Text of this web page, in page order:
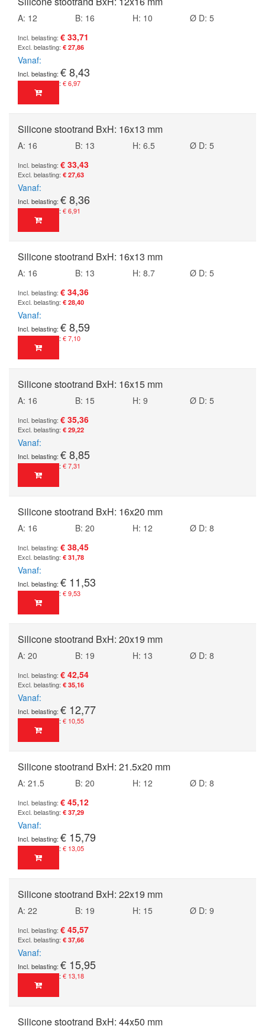
A: 12 B: 16 H: 10
Ø D: 5
€ 33,71
€ 27,86
Vanaf
€ 8,43
€ 6,97
Silicone stootrand BxH: 16x13 mm
A: 16 B: 13 H: 6.5
Ø D: 5
€ 33,43
€ 27,63
Vanaf
€ 8,36
€ 6,91
Silicone stootrand BxH: 16x13 mm
A: 16 B: 13 H: 8.7
Ø D: 5
€ 34,36
€ 28,40
Vanaf
€ 8,59
€ 7,10
Silicone stootrand BxH: 16x15 mm
A: 16 B: 15 H: 9
Ø D: 5
€ 35,36
€ 29,22
Vanaf
€ 8,85
€ 7,31
Silicone stootrand BxH: 16x20 mm
A: 16 B: 20 H: 12
Ø D: 8
€ 38,45
€ 31,78
Vanaf
€ 11,53
€ 9,53
Silicone stootrand BxH: 20x19 mm
A: 20 B: 19 H: 13
Ø D: 8
€ 42,54
€ 35,16
Vanaf
€ 12,77
€ 10,55
Silicone stootrand BxH: 21.5x20 mm
A: 21.5 B: 20 H: 12
Ø D: 8
€ 45,12
€ 37,29
Vanaf
€ 15,79
€ 13,05
Silicone stootrand BxH: 22x19 mm
A: 22 B: 19 H: 15
Ø D: 9
€ 45,57
€ 37,66
Vanaf
€ 15,95
€ 13,18
Silicone stootrand BxH: 44x50 mm